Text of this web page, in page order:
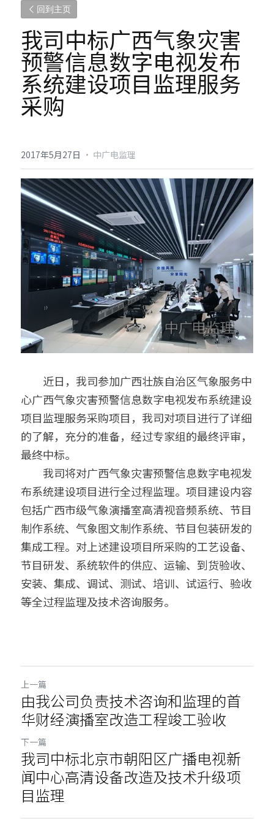
回到主页
我司中标广西气象灾害
预警信息数字电视发布
系统建设项目监理服务
采购
2017年5月27日 · 中广电监理
近日，我司参加广西壮族自治区气象服务中
心广西气象灾害预警信息数字电视发布系统建设
项目监理服务采购项目，我司对项目进行了详细
的了解，充分的准备，经过专家组的最终评审，
最终中标。
我司将对广西气象灾害预警信息数字电视发
布系统建设项目进行全过程监理。项目建设内容
包括广西市级气象演播室高清视音频系统、节目
制作系统、气象图文制作系统、节目包装研发的
集成工程。对上述建设项目所采购的工艺设备、
节目研发、系统软件的供应、运输、到货验收、
安装、集成、调试、测试、培训、试运行、验收
等全过程监理及技术咨询服务。
上一篇
由我公司负责技术咨询和监理的首
华财经演播室改造工程竣工验收
下一篇
我司中标北京市朝阳区广播电视新
闻中心高清设备改造及技术升级项
目监理